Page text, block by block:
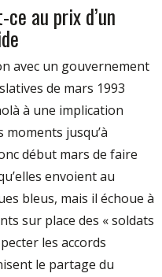
au prix d’un
avec un gouvernement
de mars 1993
à une implication
jusqu’à
début mars de faire
envoient au
bleus, mais il échoue à
sur place des « soldats
les accords
le partage du